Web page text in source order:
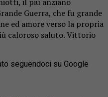
il più anziano
Guerra, che fu grande
ed amore verso la propria
caloroso saluto. Vittorio
seguendoci su Google